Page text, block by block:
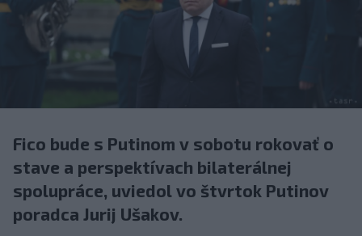
Fico bude s Putinom v sobotu rokovať o
stave a perspektívach bilaterálnej
spolupráce, uviedol vo štvrtok Putinov
poradca Jurij Ušakov.